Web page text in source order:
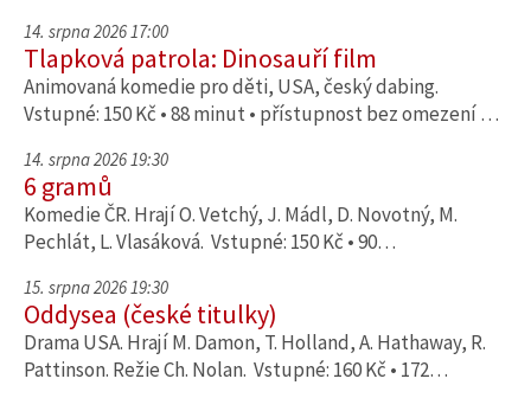
14. srpna 2026 17:00
Tlapková patrola: Dinosauří film
Animovaná komedie pro děti, USA, český dabing.
Vstupné: 150 Kč • 88 minut • přístupnost bez omezení …
14. srpna 2026 19:30
6 gramů
Komedie ČR. Hrají O. Vetchý, J. Mádl, D. Novotný, M.
Pechlát, L. Vlasáková. Vstupné: 150 Kč • 90…
15. srpna 2026 19:30
Oddysea (české titulky)
Drama USA. Hrají M. Damon, T. Holland, A. Hathaway, R.
Pattinson. Režie Ch. Nolan. Vstupné: 160 Kč • 172…